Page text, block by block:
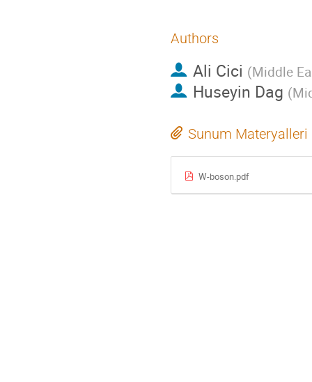
Authors
Ali Cici (Middle
Huseyin Dag (
Sunum Materyalleri
W-boson.pdf